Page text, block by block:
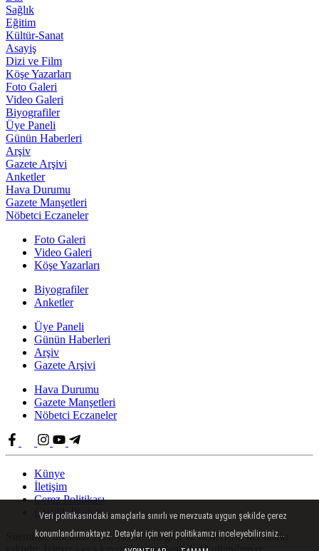
Sağlık
Eğitim
Kültür-Sanat
Asayiş
Dizi ve Film
Köşe Yazarları
Foto Galeri
Video Galeri
Biyografiler
Üye Paneli
Günün Haberleri
Arşiv
Gazete Arşivi
Anketler
Hava Durumu
Gazete Manşetleri
Nöbetci Eczaneler
Foto Galeri
Video Galeri
Köşe Yazarları
Biyografiler
Anketler
Üye Paneli
Günün Haberleri
Arşiv
Gazete Arşivi
Hava Durumu
Gazete Manşetleri
Nöbetci Eczaneler
Künye
İletişim
Çerez Politikası
Gizlilik İlkeleri
Sitemizde bulunan yazı, video, fotoğraf ve haberlerin her hakkı
Veri politikasındaki amaçlarla sınırlı ve mevzuata uygun şekilde çerez
konumlandırmaktayız. Detaylar için veri politikamızı inceleyebilirsiniz...